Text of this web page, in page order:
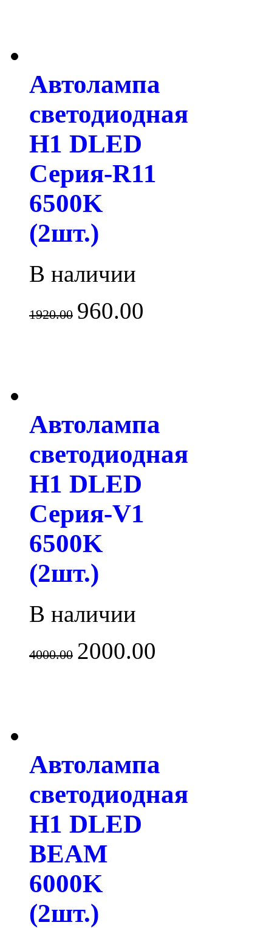
Автолампа
светодиодная
H1 DLED
Серия-R11
6500K
(2шт.)
В наличии
1920.00 960.00
Автолампа
светодиодная
H1 DLED
Серия-V1
6500K
(2шт.)
В наличии
4000.00 2000.00
Автолампа
светодиодная
H1 DLED
BEAM
6000K
(2шт.)